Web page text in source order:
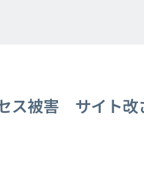
ス被害 サイト改